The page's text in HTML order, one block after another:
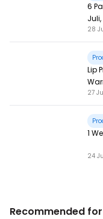
6
28
Lip
27
1
24
Recommended